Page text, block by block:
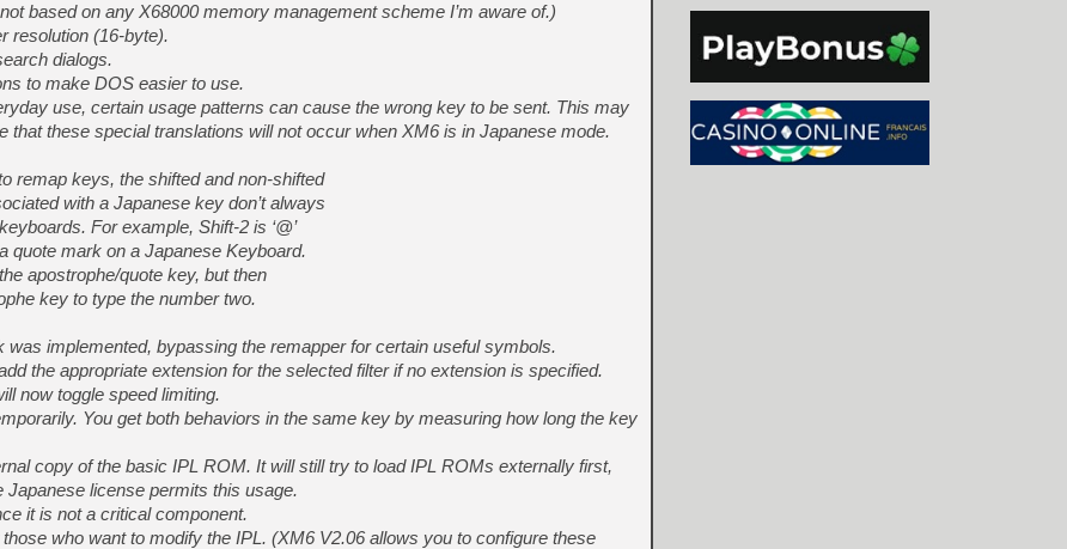
based on any X68000 memory management scheme I’m aware of.)
resolution (16-byte).
dialogs.
to make DOS easier to use.
use, certain usage patterns can cause the wrong key to be sent. This may
that these special translations will not occur when XM6 is in Japanese mode.
remap keys, the shifted and non-shifted
with a Japanese key don’t always
For example, Shift-2 is ‘@’
quote mark on a Japanese Keyboard.
apostrophe/quote key, but then
key to type the number two.
was implemented, bypassing the remapper for certain useful symbols.
the appropriate extension for the selected filter if no extension is specified.
now toggle speed limiting.
You get both behaviors in the same key by measuring how long the key
copy of the basic IPL ROM. It will still try to load IPL ROMs externally first,
Japanese license permits this usage.
it is not a critical component.
who want to modify the IPL. (XM6 V2.06 allows you to configure these